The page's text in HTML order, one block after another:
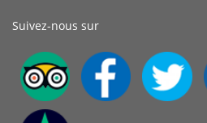
Suivez-nous sur